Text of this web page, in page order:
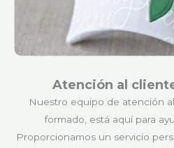
Atención al
Nuestro equipo de atención
formado, está aquí para
Proporcionamos un servicio